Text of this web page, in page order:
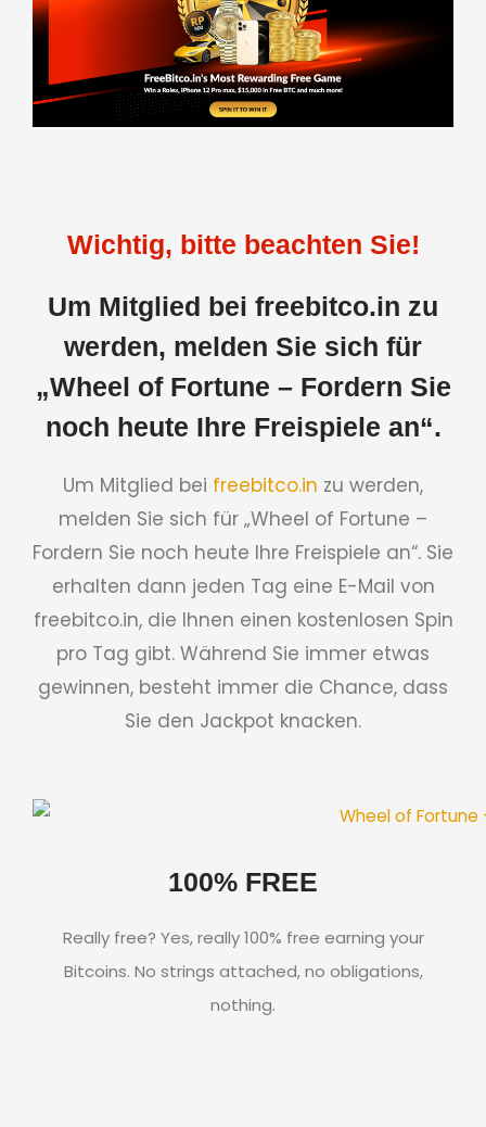
Wichtig, bitte beachten Sie!
Um Mitglied bei freebitco.in zu
werden, melden Sie sich für
„Wheel of Fortune – Fordern Sie
noch heute Ihre Freispiele an“.
Um Mitglied bei freebitco.in zu werden,
melden Sie sich für „Wheel of Fortune –
Fordern Sie noch heute Ihre Freispiele an“. Sie
erhalten dann jeden Tag eine E-Mail von
freebitco.in, die Ihnen einen kostenlosen Spin
pro Tag gibt. Während Sie immer etwas
gewinnen, besteht immer die Chance, dass
Sie den Jackpot knacken.
100% FREE
Really free? Yes, really 100% free earning your
Bitcoins. No strings attached, no obligations,
nothing.